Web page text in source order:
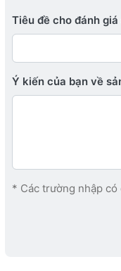
Tiêu đề cho đánh
Ý kiến ​​của bạn về
* Các trường nhập có